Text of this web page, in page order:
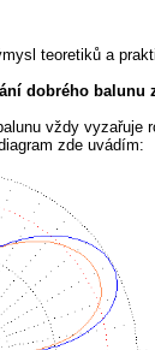
teoretiků a
dobrého balunu
vždy vyzařuje
zde uvádím: